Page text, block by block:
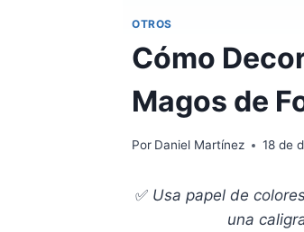
OTROS
Cómo
Magos de
Por Daniel Martínez 18 de
✅ Usa papel de
una